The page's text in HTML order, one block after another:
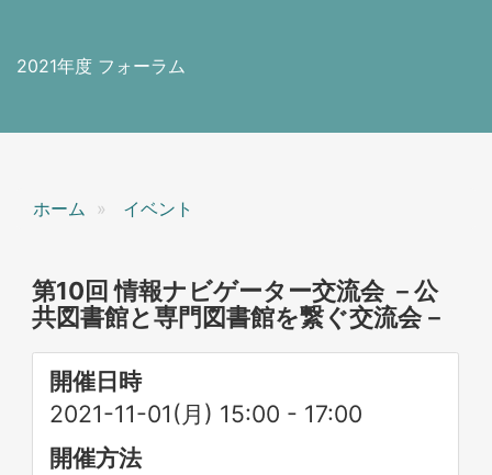
2021年度 フォーラム
ホーム イベント
第10回 情報ナビゲーター交流会 －公
共図書館と専門図書館を繋ぐ交流会－
開催日時
2021-11-01(月) 15:00 - 17:00
開催方法